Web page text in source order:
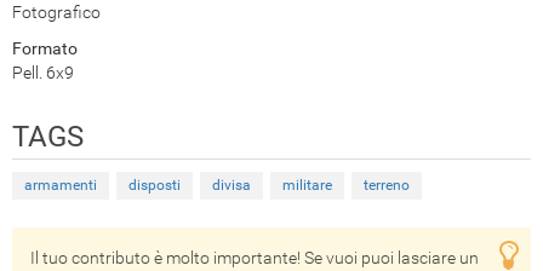
Fotografico
Formato
Pell. 6x9
TAGS
armamenti disposti divisa militare terreno
Il tuo contributo è molto importante! Se vuoi puoi lasciare un